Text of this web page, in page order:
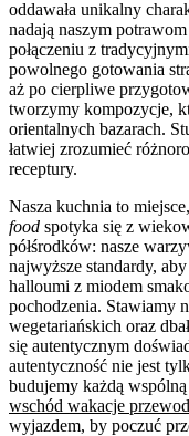
oddawała unikalny
nadają naszym
połączeniu z
powolnego gotowania
aż po cierpliwe
tworzymy kompozycje,
orientalnych bazarach.
łatwiej zrozumieć
receptury.
Nasza kuchnia to
food spotyka się z
półśrodków: nasze
najwyższe standardy,
halloumi z miodem
pochodzenia. Stawiamy
wegetariańskich oraz
się autentycznym
autentyczność nie jest
budujemy każdą
wschód wakacje
wyjazdem, by poczuć